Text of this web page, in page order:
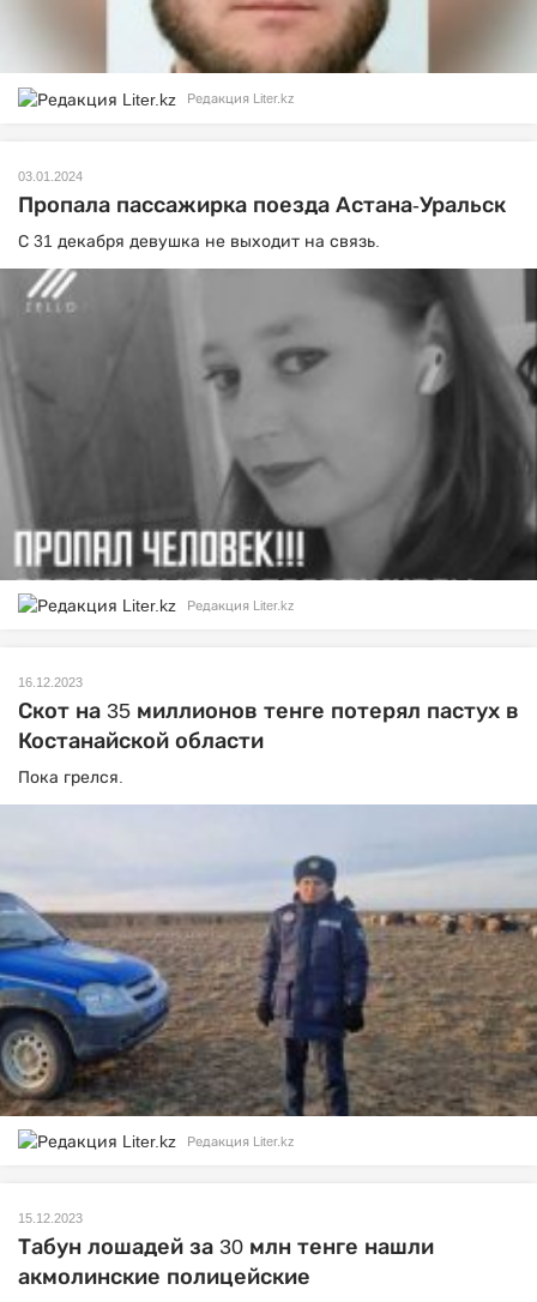
Редакция Liter.kz
03.01.2024
Пропала пассажирка поезда Астана-Уральск
С 31 декабря девушка не выходит на связь.
Редакция Liter.kz
16.12.2023
Скот на 35 миллионов тенге потерял пастух в
Костанайской области
Пока грелся.
Редакция Liter.kz
15.12.2023
Табун лошадей за 30 млн тенге нашли
акмолинские полицейские